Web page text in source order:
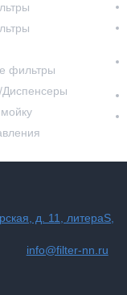
фильтры
д. 11, литераS,
info@filter-nn.ru